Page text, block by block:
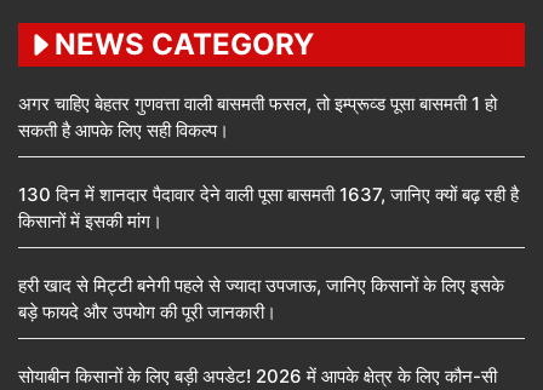
NEWS CATEGORY
अगर चाहिए बेहतर गुणवत्ता वाली बासमती फसल, तो इम्प्रूव्ड पूसा बासमती 1 हो
सकती है आपके लिए सही विकल्प।
130 दिन में शानदार पैदावार देने वाली पूसा बासमती 1637, जानिए क्यों बढ़ रही है
किसानों में इसकी मांग।
हरी खाद से मिट्टी बनेगी पहले से ज्यादा उपजाऊ, जानिए किसानों के लिए इसके
बड़े फायदे और उपयोग की पूरी जानकारी।
सोयाबीन किसानों के लिए बड़ी अपडेट! 2026 में आपके क्षेत्र के लिए कौन-सी